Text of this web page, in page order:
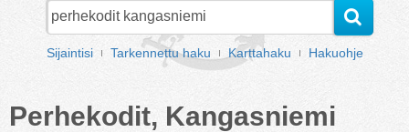
Sijaintisi Tarkennettu haku Karttahaku Hakuohje
Perhekodit, Kangasniemi